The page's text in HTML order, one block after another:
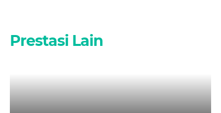
Prestasi Lain